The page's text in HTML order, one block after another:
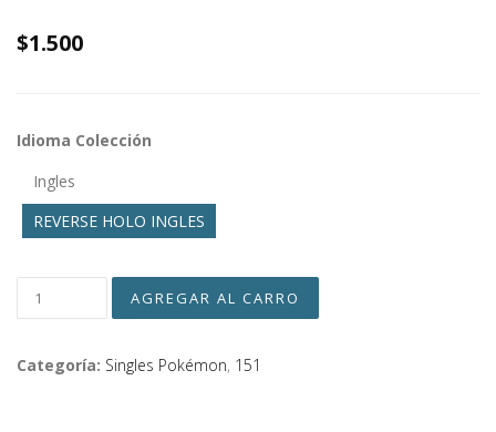
$1.500
Idioma Colección
Ingles
REVERSE HOLO INGLES
Categoría: Singles Pokémon, 151